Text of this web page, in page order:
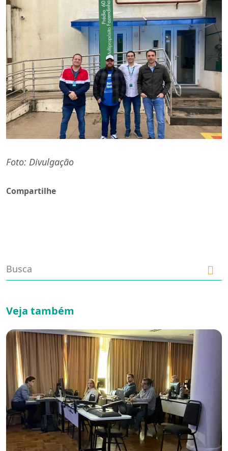
Foto: Divulgação
Compartilhe
Veja também